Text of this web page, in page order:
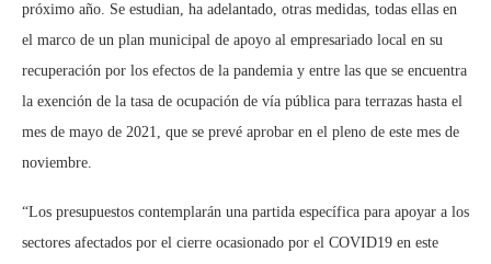
próximo año. Se estudian, ha adelantado, otras medidas, todas ellas en
el marco de un plan municipal de apoyo al empresariado local en su
recuperación por los efectos de la pandemia y entre las que se encuentra
la exención de la tasa de ocupación de vía pública para terrazas hasta el
mes de mayo de 2021, que se prevé aprobar en el pleno de este mes de
noviembre.
“Los presupuestos contemplarán una partida específica para apoyar a los
sectores afectados por el cierre ocasionado por el COVID19 en este